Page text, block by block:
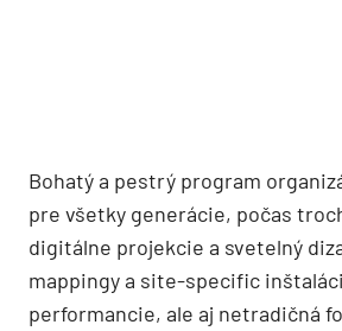
Bohatý a pestrý program
pre všetky generácie, počas
digitálne projekcie a svetelný
mappingy a site-specific
performancie, ale aj netradičná